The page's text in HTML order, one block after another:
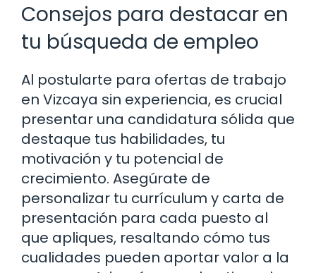
Consejos para destacar en
tu búsqueda de empleo
Al postularte para ofertas de trabajo
en Vizcaya sin experiencia, es crucial
presentar una candidatura sólida que
destaque tus habilidades, tu
motivación y tu potencial de
crecimiento. Asegúrate de
personalizar tu currículum y carta de
presentación para cada puesto al
que apliques, resaltando cómo tus
cualidades pueden aportar valor a la